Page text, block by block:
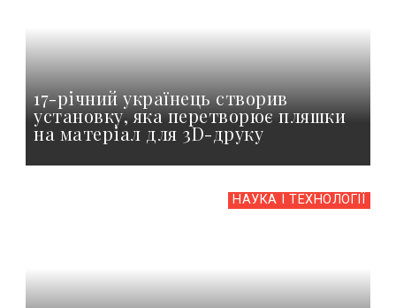
17-річний українець створив
установку, яка перетворює пляшки
на матеріал для 3D-друку
НАУКА І ТЕХНОЛОГІЇ